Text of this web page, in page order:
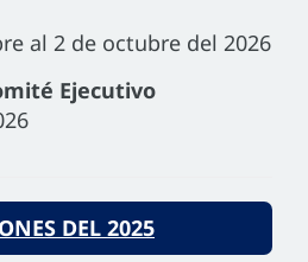
al 2 de octubre del 2026
Ejecutivo
DEL 2025